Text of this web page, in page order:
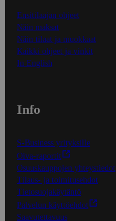
Ensitilaajan ohjeet
Näin maksat
Näin tilaat ja muokkaat
Kaikki ohjeet ja vinkit
In English
Info
S-Business yrityksille
Oiva-raportit
Osuuskauppojen yhteystiedot
Tilaus- ja toimitusehdot
Tietosuojakäytäntö
Palvelun käyttöehdot
Saavutettavuus